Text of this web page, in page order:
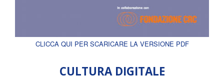
CLICCA QUI PER SCARICARE LA VERSIONE PDF
CULTURA DIGITALE